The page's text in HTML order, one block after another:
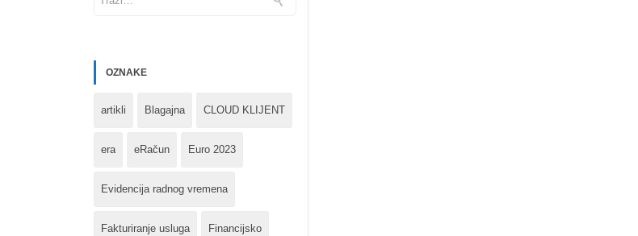
OZNAKE
artikli Blagajna CLOUD KLIJENT
era eRačun Euro 2023
Evidencija radnog vremena
Fakturiranje usluga Financijsko